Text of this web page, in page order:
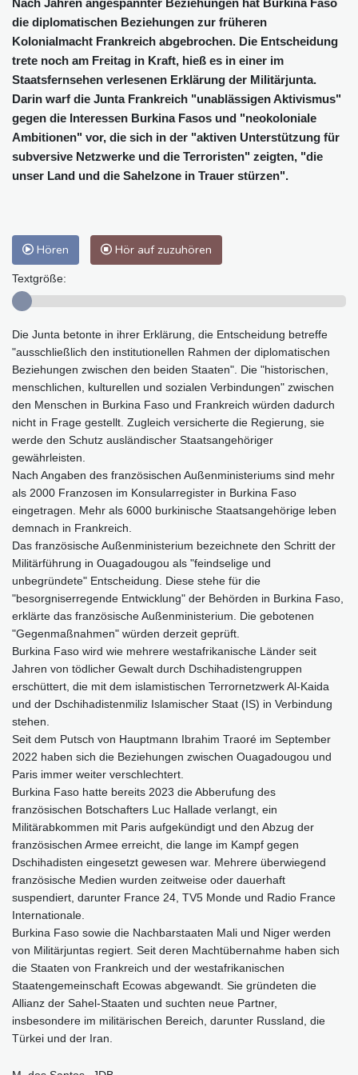
die diplomatischen Beziehungen zur früheren
Kolonialmacht Frankreich abgebrochen. Die Entscheidung
trete noch am Freitag in Kraft, hieß es in einer im
Staatsfernsehen verlesenen Erklärung der Militärjunta.
Darin warf die Junta Frankreich "unablässigen Aktivismus"
gegen die Interessen Burkina Fasos und "neokoloniale
Ambitionen" vor, die sich in der "aktiven Unterstützung für
subversive Netzwerke und die Terroristen" zeigten, "die
unser Land und die Sahelzone in Trauer stürzen".
Hören Hör auf zuzuhören
Textgröße:
Die Junta betonte in ihrer Erklärung, die Entscheidung betreffe
"ausschließlich den institutionellen Rahmen der diplomatischen
Beziehungen zwischen den beiden Staaten". Die "historischen,
menschlichen, kulturellen und sozialen Verbindungen" zwischen
den Menschen in Burkina Faso und Frankreich würden dadurch
nicht in Frage gestellt. Zugleich versicherte die Regierung, sie
werde den Schutz ausländischer Staatsangehöriger
gewährleisten.
Nach Angaben des französischen Außenministeriums sind mehr
als 2000 Franzosen im Konsularregister in Burkina Faso
eingetragen. Mehr als 6000 burkinische Staatsangehörige leben
demnach in Frankreich.
Das französische Außenministerium bezeichnete den Schritt der
Militärführung in Ouagadougou als "feindselige und
unbegründete" Entscheidung. Diese stehe für die
"besorgniserregende Entwicklung" der Behörden in Burkina Faso,
erklärte das französische Außenministerium. Die gebotenen
"Gegenmaßnahmen" würden derzeit geprüft.
Burkina Faso wird wie mehrere westafrikanische Länder seit
Jahren von tödlicher Gewalt durch Dschihadistengruppen
erschüttert, die mit dem islamistischen Terrornetzwerk Al-Kaida
und der Dschihadistenmiliz Islamischer Staat (IS) in Verbindung
stehen.
Seit dem Putsch von Hauptmann Ibrahim Traoré im September
2022 haben sich die Beziehungen zwischen Ouagadougou und
Paris immer weiter verschlechtert.
Burkina Faso hatte bereits 2023 die Abberufung des
französischen Botschafters Luc Hallade verlangt, ein
Militärabkommen mit Paris aufgekündigt und den Abzug der
französischen Armee erreicht, die lange im Kampf gegen
Dschihadisten eingesetzt gewesen war. Mehrere überwiegend
französische Medien wurden zeitweise oder dauerhaft
suspendiert, darunter France 24, TV5 Monde und Radio France
Internationale.
Burkina Faso sowie die Nachbarstaaten Mali und Niger werden
von Militärjuntas regiert. Seit deren Machtübernahme haben sich
die Staaten von Frankreich und der westafrikanischen
Staatengemeinschaft Ecowas abgewandt. Sie gründeten die
Allianz der Sahel-Staaten und suchten neue Partner,
insbesondere im militärischen Bereich, darunter Russland, die
Türkei und der Iran.